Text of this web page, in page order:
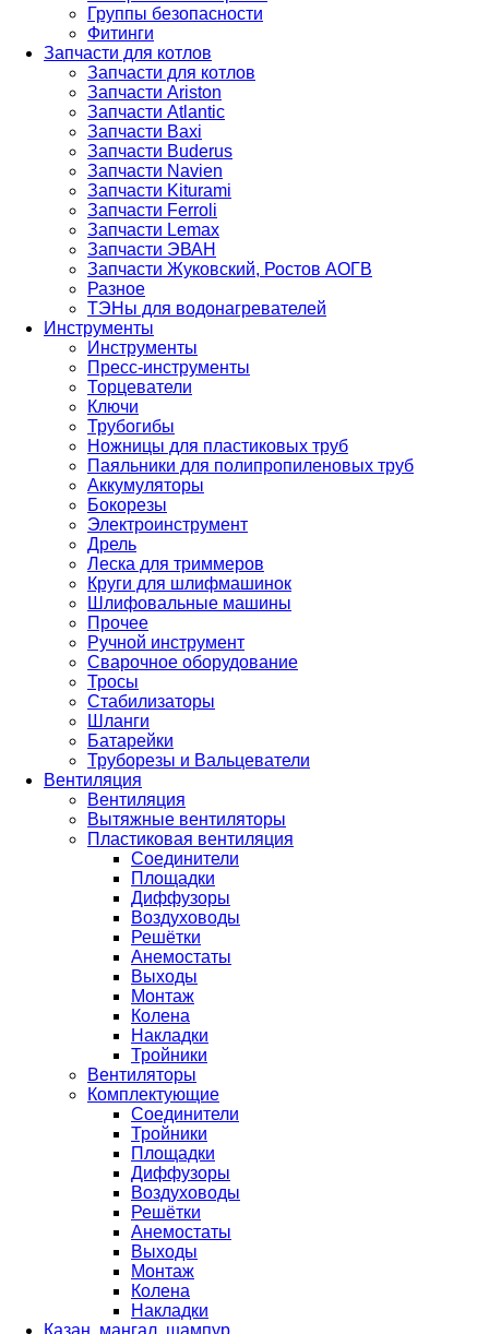
Группы безопасности
Фитинги
Запчасти для котлов
Запчасти для котлов
Запчасти Ariston
Запчасти Atlantic
Запчасти Baxi
Запчасти Buderus
Запчасти Navien
Запчасти Kiturami
Запчасти Ferroli
Запчасти Lemax
Запчасти ЭВАН
Запчасти Жуковский, Ростов АОГВ
Разное
ТЭНы для водонагревателей
Инструменты
Инструменты
Пресс-инструменты
Торцеватели
Ключи
Трубогибы
Ножницы для пластиковых труб
Паяльники для полипропиленовых труб
Аккумуляторы
Бокорезы
Электроинструмент
Дрель
Леска для триммеров
Круги для шлифмашинок
Шлифовальные машины
Прочее
Ручной инструмент
Сварочное оборудование
Тросы
Стабилизаторы
Шланги
Батарейки
Труборезы и Вальцеватели
Вентиляция
Вентиляция
Вытяжные вентиляторы
Пластиковая вентиляция
Соединители
Площадки
Диффузоры
Воздуховоды
Решётки
Анемостаты
Выходы
Монтаж
Колена
Накладки
Тройники
Вентиляторы
Комплектующие
Соединители
Тройники
Площадки
Диффузоры
Воздуховоды
Решётки
Анемостаты
Выходы
Монтаж
Колена
Накладки